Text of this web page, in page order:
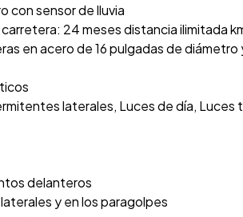
con sensor de lluvia
24 meses distancia ilimitada
en acero de 16 pulgadas de
laterales, Luces de día, Luces
delanteros
y en los paragolpes